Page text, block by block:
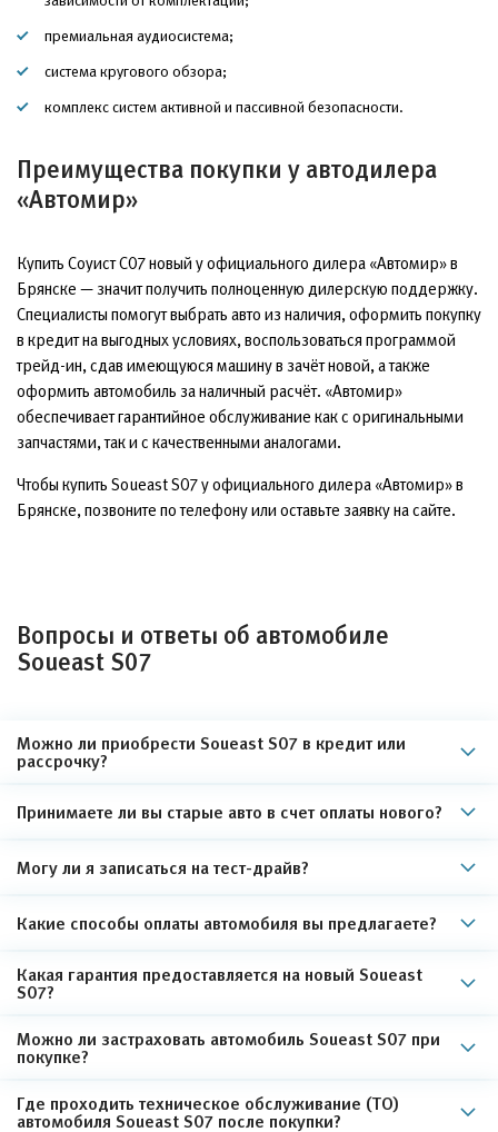
премиальная аудиосистема;
система кругового обзора;
комплекс систем активной и пассивной безопасности.
Преимущества покупки у автодилера
«Автомир»
Купить Соуист С07 новый у официального дилера «Автомир» в
Брянске — значит получить полноценную дилерскую поддержку.
Специалисты помогут выбрать авто из наличия, оформить покупку
в кредит на выгодных условиях, воспользоваться программой
трейд-ин, сдав имеющуюся машину в зачёт новой, а также
оформить автомобиль за наличный расчёт. «Автомир»
обеспечивает гарантийное обслуживание как с оригинальными
запчастями, так и с качественными аналогами.
Чтобы купить Soueast S07 у официального дилера «Автомир» в
Брянске, позвоните по телефону или оставьте заявку на сайте.
Вопросы и ответы об автомобиле
Soueast S07
Можно ли приобрести Soueast S07 в кредит или
рассрочку?
Принимаете ли вы старые авто в счет оплаты нового?
Могу ли я записаться на тест-драйв?
Какие способы оплаты автомобиля вы предлагаете?
Какая гарантия предоставляется на новый Soueast
S07?
Можно ли застраховать автомобиль Soueast S07 при
покупке?
Где проходить техническое обслуживание (ТО)
автомобиля Soueast S07 после покупки?